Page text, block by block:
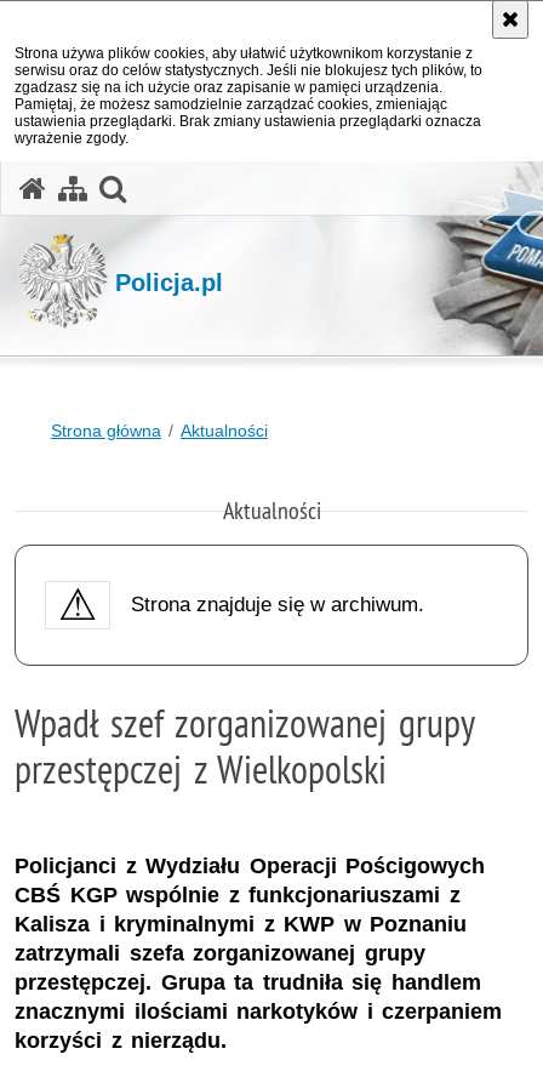
Strona używa plików cookies, aby ułatwić użytkownikom korzystanie z
serwisu oraz do celów statystycznych. Jeśli nie blokujesz tych plików, to
zgadzasz się na ich użycie oraz zapisanie w pamięci urządzenia.
Pamiętaj, że możesz samodzielnie zarządzać cookies, zmieniając
ustawienia przeglądarki. Brak zmiany ustawienia przeglądarki oznacza
wyrażenie zgody.
Policja.pl
Strona główna Aktualności
Aktualności
Strona znajduje się w archiwum.
Wpadł szef zorganizowanej grupy
przestępczej z Wielkopolski
Policjanci z Wydziału Operacji Pościgowych
CBŚ KGP wspólnie z funkcjonariuszami z
Kalisza i kryminalnymi z KWP w Poznaniu
zatrzymali szefa zorganizowanej grupy
przestępczej. Grupa ta trudniła się handlem
znacznymi ilościami narkotyków i czerpaniem
korzyści z nierządu.